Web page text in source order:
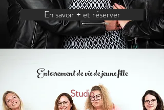
En savoir + et réserver
Enterrement de vie de jeune fille
Studio